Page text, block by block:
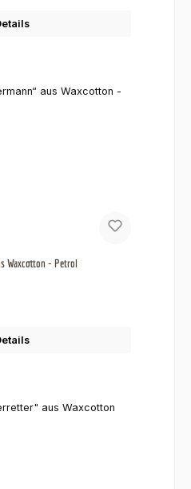
Waxcotton - Petrol